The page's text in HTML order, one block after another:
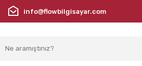
info@flowbilgisayar.com